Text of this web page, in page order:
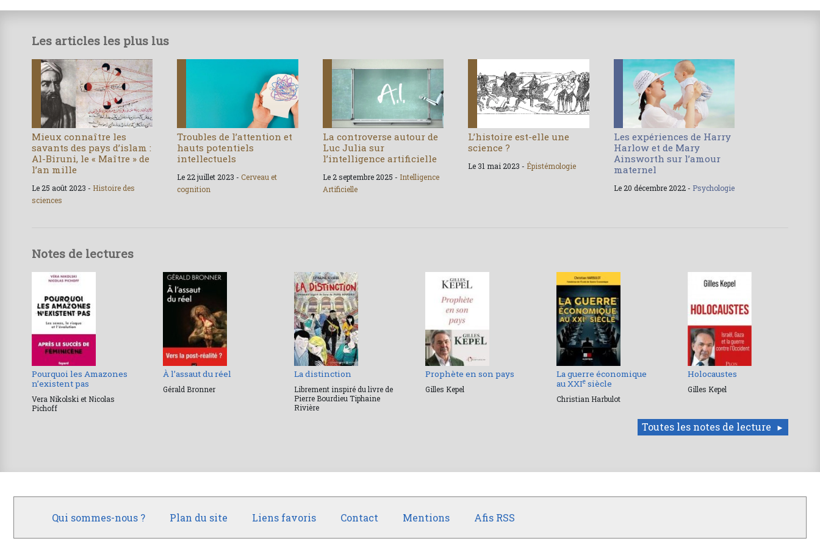
Les articles les plus lus
Mieux connaître les
savants des pays d’islam :
Al-Biruni, le « Maître » de
l’an mille
Le 25 août 2023 - Histoire des
sciences
Troubles de l’attention et
hauts potentiels
intellectuels
Le 22 juillet 2023 -Cerveau et
cognition
La controverse autour de
Luc Julia sur
l’intelligence artificielle
Le 2 septembre 2025 - Intelligence
Artificielle
L’histoire est-elle une
science ?
Le 31 mai 2023 - Épistémologie
Les expériences de Harry
Harlow et de Mary
Ainsworth sur l’amour
maternel
Le 20 décembre 2022 - Psychologie
Notes de lectures
Pourquoi les Amazones
n’existent pas
Vera Nikolski et Nicolas
Pichoff
À l’assaut du réel
Gérald Bronner
La distinction
Librement inspiré du livre de
Pierre Bourdieu Tiphaine
Rivière
Prophète en son pays
Gilles Kepel
La guerre économique
au XXIesiècle
Christian Harbulot
Holocaustes
Gilles Kepel
Toutes les notes de lecture
Qui sommes-nous ? Plan du site Liens favoris Contact Mentions Afis RSS